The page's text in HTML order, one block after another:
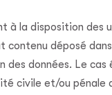
à la disposition des
contenu déposé
données. Le cas
civile et/ou pénale